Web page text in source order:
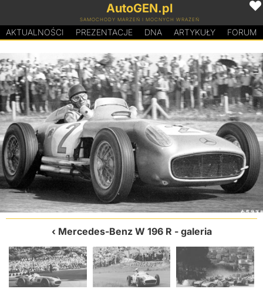
AutoGEN.pl
SAMOCHODY MARZEŃ I MOCNYCH WRAŻEŃ
AKTUALNOŚCI PREZENTACJE DNA ARTYKUŁY FORUM
Mercedes-Benz W 196 R - galeria